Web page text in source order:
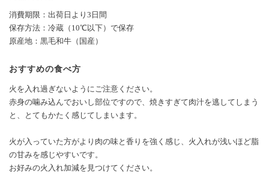
消費期限：出荷日より3日間
保存方法：冷蔵（10℃以下）で保存
原産地：黒毛和牛（国産）
おすすめの食べ方
火を入れ過ぎないようにご注意ください。
赤身の噛み込んでおいし部位ですので、焼きすぎて肉汁を逃してしまう
と、とてもかたく感じてしまいます。
火が入っていた方がより肉の味と香りを強く感じ、火入れが浅いほど脂
の甘みを感じやすいです。
お好みの火入れ加減を見つけてください。